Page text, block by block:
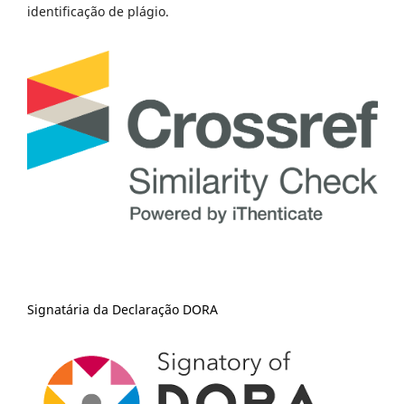
identificação de plágio.
Signatária da Declaração DORA